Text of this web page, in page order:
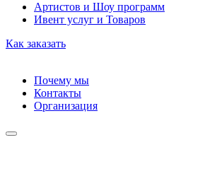
Артистов и Шоу программ
Ивент услуг и Товаров
Как заказать
Почему мы
Контакты
Организация